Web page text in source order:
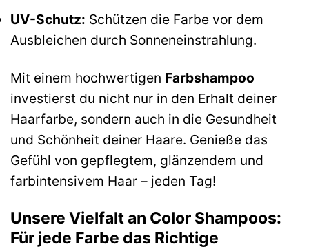
UV-Schutz: Schützen die Farbe vor dem
Ausbleichen durch Sonneneinstrahlung.
Mit einem hochwertigen Farbshampoo
investierst du nicht nur in den Erhalt deiner
Haarfarbe, sondern auch in die Gesundheit
und Schönheit deiner Haare. Genieße das
Gefühl von gepflegtem, glänzendem und
farbintensivem Haar – jeden Tag!
Unsere Vielfalt an Color Shampoos:
Für jede Farbe das Richtige